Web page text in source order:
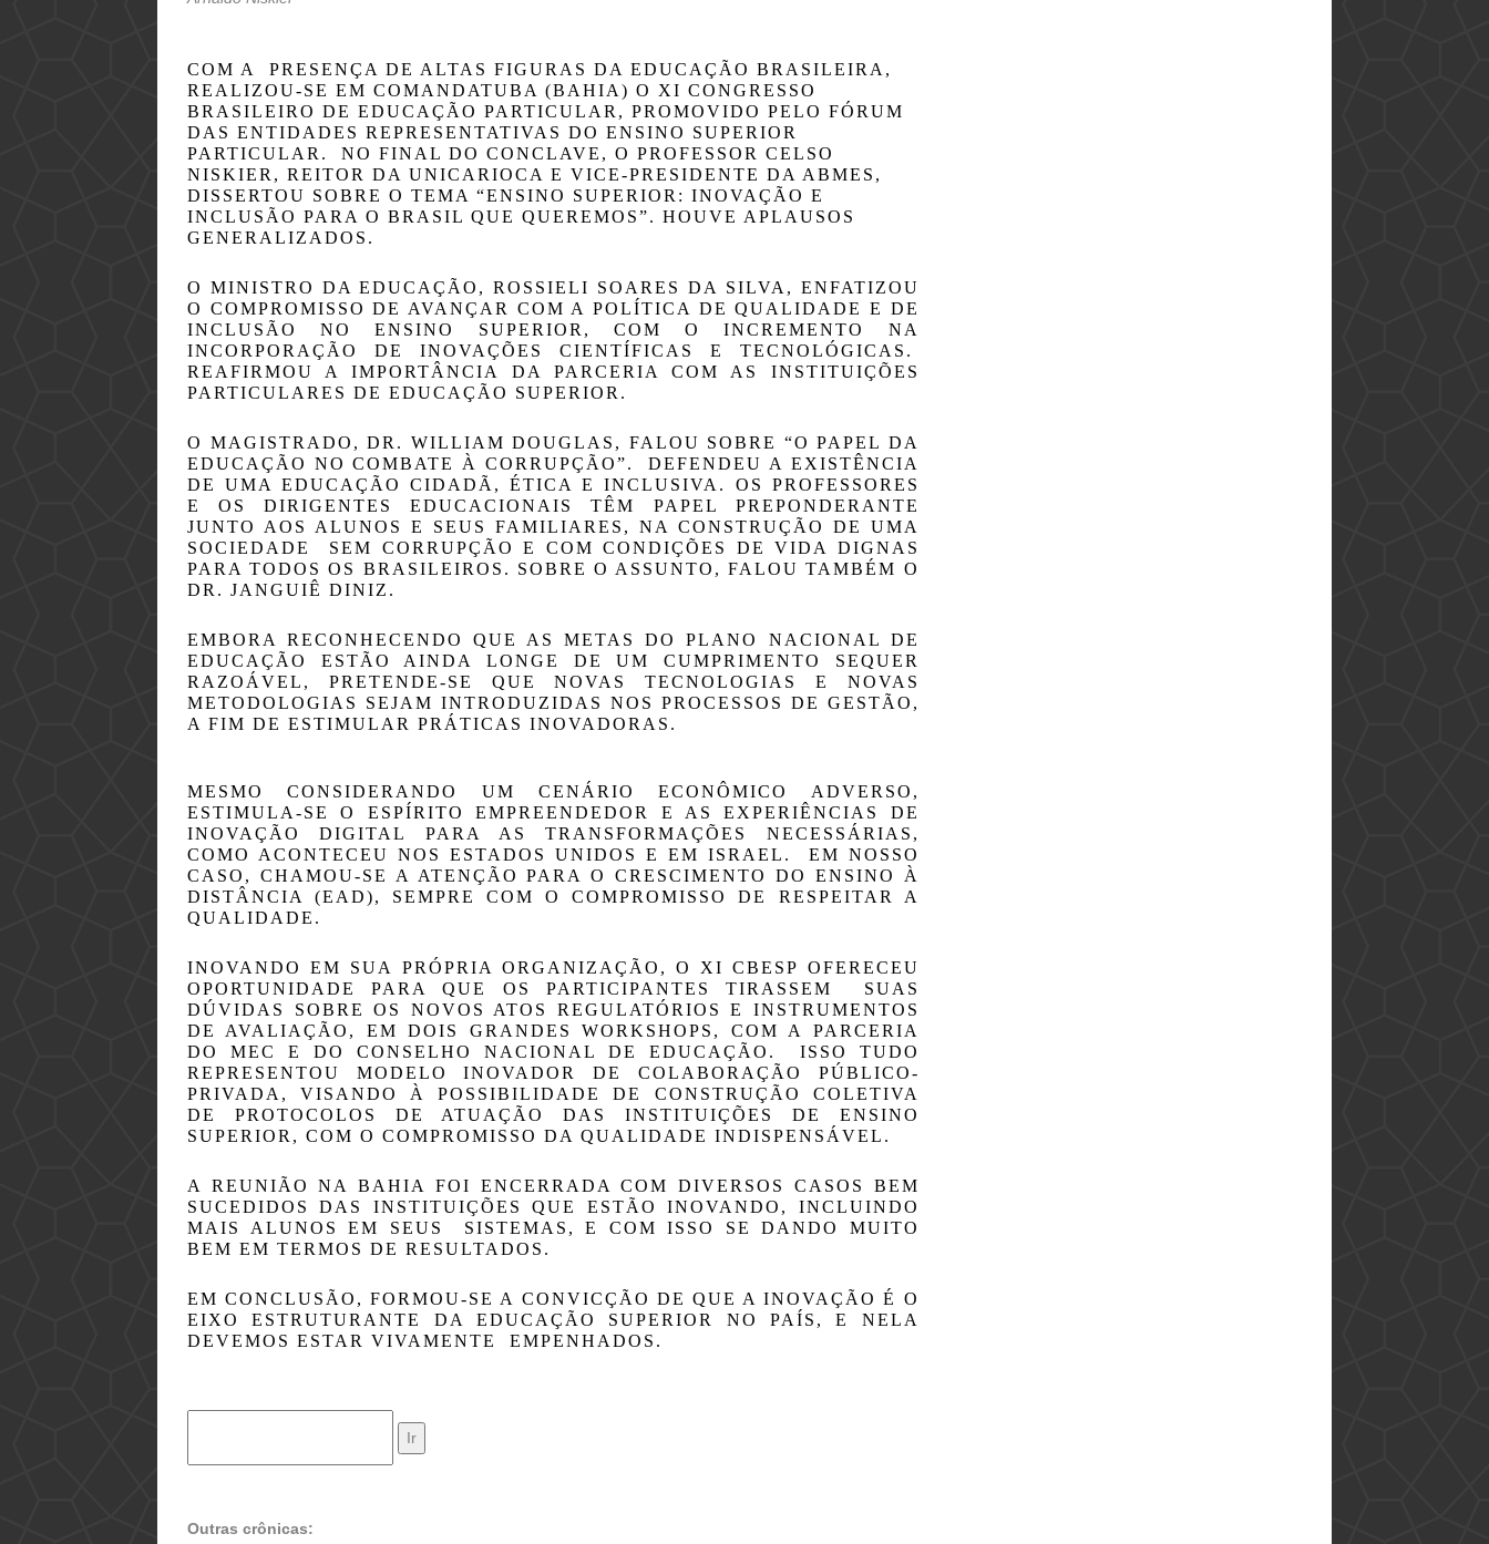
COM A  PRESENÇA DE ALTAS FIGURAS DA EDUCAÇÃO BRASILEIRA,
REALIZOU-SE EM COMANDATUBA (BAHIA) O XI CONGRESSO
BRASILEIRO DE EDUCAÇÃO PARTICULAR, PROMOVIDO PELO FÓRUM
DAS ENTIDADES REPRESENTATIVAS DO ENSINO SUPERIOR
PARTICULAR.  NO FINAL DO CONCLAVE, O PROFESSOR CELSO
NISKIER, REITOR DA UNICARIOCA E VICE-PRESIDENTE DA ABMES,
DISSERTOU SOBRE O TEMA “ENSINO SUPERIOR: INOVAÇÃO E
INCLUSÃO PARA O BRASIL QUE QUEREMOS”. HOUVE APLAUSOS
GENERALIZADOS.
O MINISTRO DA EDUCAÇÃO, ROSSIELI SOARES DA SILVA, ENFATIZOU
O COMPROMISSO DE AVANÇAR COM A POLÍTICA DE QUALIDADE E DE
INCLUSÃO NO ENSINO SUPERIOR, COM O INCREMENTO NA
INCORPORAÇÃO DE INOVAÇÕES CIENTÍFICAS E TECNOLÓGICAS.
REAFIRMOU A IMPORTÂNCIA DA PARCERIA COM AS INSTITUIÇÕES
PARTICULARES DE EDUCAÇÃO SUPERIOR.
O MAGISTRADO, DR. WILLIAM DOUGLAS, FALOU SOBRE “O PAPEL DA
EDUCAÇÃO NO COMBATE À CORRUPÇÃO”.  DEFENDEU A EXISTÊNCIA
DE UMA EDUCAÇÃO CIDADÃ, ÉTICA E INCLUSIVA. OS PROFESSORES
E OS DIRIGENTES EDUCACIONAIS TÊM PAPEL PREPONDERANTE
JUNTO AOS ALUNOS E SEUS FAMILIARES, NA CONSTRUÇÃO DE UMA
SOCIEDADE  SEM CORRUPÇÃO E COM CONDIÇÕES DE VIDA DIGNAS
PARA TODOS OS BRASILEIROS. SOBRE O ASSUNTO, FALOU TAMBÉM O
DR. JANGUIÊ DINIZ.
EMBORA RECONHECENDO QUE AS METAS DO PLANO NACIONAL DE
EDUCAÇÃO ESTÃO AINDA LONGE DE UM CUMPRIMENTO SEQUER
RAZOÁVEL, PRETENDE-SE QUE NOVAS TECNOLOGIAS E NOVAS
METODOLOGIAS SEJAM INTRODUZIDAS NOS PROCESSOS DE GESTÃO,
A FIM DE ESTIMULAR PRÁTICAS INOVADORAS.
MESMO CONSIDERANDO UM CENÁRIO ECONÔMICO ADVERSO,
ESTIMULA-SE O ESPÍRITO EMPREENDEDOR E AS EXPERIÊNCIAS DE
INOVAÇÃO DIGITAL PARA AS TRANSFORMAÇÕES NECESSÁRIAS,
COMO ACONTECEU NOS ESTADOS UNIDOS E EM ISRAEL.  EM NOSSO
CASO, CHAMOU-SE A ATENÇÃO PARA O CRESCIMENTO DO ENSINO À
DISTÂNCIA (EAD), SEMPRE COM O COMPROMISSO DE RESPEITAR A
QUALIDADE.
INOVANDO EM SUA PRÓPRIA ORGANIZAÇÃO, O XI CBESP OFERECEU
OPORTUNIDADE PARA QUE OS PARTICIPANTES TIRASSEM  SUAS
DÚVIDAS SOBRE OS NOVOS ATOS REGULATÓRIOS E INSTRUMENTOS
DE AVALIAÇÃO, EM DOIS GRANDES WORKSHOPS, COM A PARCERIA
DO MEC E DO CONSELHO NACIONAL DE EDUCAÇÃO.  ISSO TUDO
REPRESENTOU MODELO INOVADOR DE COLABORAÇÃO PÚBLICO-
PRIVADA, VISANDO À POSSIBILIDADE DE CONSTRUÇÃO COLETIVA
DE PROTOCOLOS DE ATUAÇÃO DAS INSTITUIÇÕES DE ENSINO
SUPERIOR, COM O COMPROMISSO DA QUALIDADE INDISPENSÁVEL.
A REUNIÃO NA BAHIA FOI ENCERRADA COM DIVERSOS CASOS BEM
SUCEDIDOS DAS INSTITUIÇÕES QUE ESTÃO INOVANDO, INCLUINDO
MAIS ALUNOS EM SEUS  SISTEMAS, E COM ISSO SE DANDO MUITO
BEM EM TERMOS DE RESULTADOS.
EM CONCLUSÃO, FORMOU-SE A CONVICÇÃO DE QUE A INOVAÇÃO É O
EIXO ESTRUTURANTE DA EDUCAÇÃO SUPERIOR NO PAÍS, E NELA
DEVEMOS ESTAR VIVAMENTE  EMPENHADOS.
Outras crônicas: